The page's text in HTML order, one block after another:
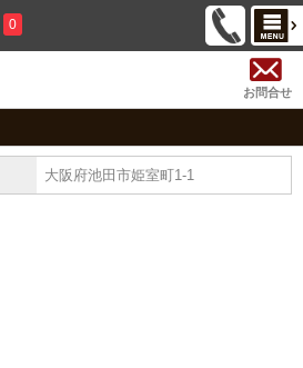
0
お問合せ
大阪府池田市姫室町1-1